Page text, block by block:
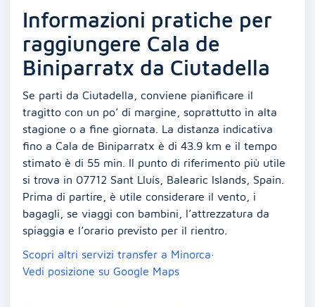
Informazioni pratiche per
raggiungere Cala de
Biniparratx da Ciutadella
Se parti da Ciutadella, conviene pianificare il
tragitto con un po’ di margine, soprattutto in alta
stagione o a fine giornata. La distanza indicativa
fino a Cala de Biniparratx è di 43.9 km e il tempo
stimato è di 55 min. Il punto di riferimento più utile
si trova in 07712 Sant Lluís, Balearic Islands, Spain.
Prima di partire, è utile considerare il vento, i
bagagli, se viaggi con bambini, l’attrezzatura da
spiaggia e l’orario previsto per il rientro.
Scopri altri servizi transfer a Minorca·
Vedi posizione su Google Maps